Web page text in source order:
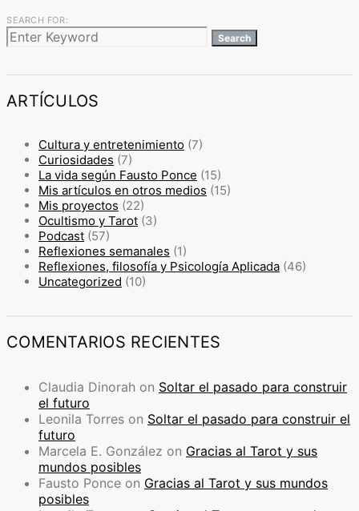
SEARCH FOR:
Search
ARTÍCULOS
Cultura y entretenimiento (7)
Curiosidades (7)
La vida según Fausto Ponce (15)
Mis artículos en otros medios (15)
Mis proyectos (22)
Ocultismo y Tarot (3)
Podcast (57)
Reflexiones semanales (1)
Reflexiones, filosofía y Psicología Aplicada (46)
Uncategorized (10)
COMENTARIOS RECIENTES
Claudia Dinorah on Soltar el pasado para construir
el futuro
Leonila Torres on Soltar el pasado para construir el
futuro
Marcela E. González on Gracias al Tarot y sus
mundos posibles
Fausto Ponce on Gracias al Tarot y sus mundos
posibles